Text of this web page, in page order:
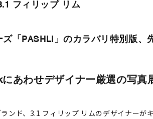
フィリップ リム
ズ「PASHLI」のカラバリ特別版、
にあわせデザイナー厳選の写真
ンド、3.1 フィリップ リムのデザイナー